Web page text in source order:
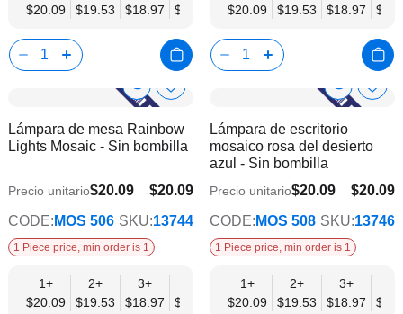
$20.09
$19.53
$18.97
$18.41
$17.86
$17.30
$16.74
$20.09
$19.53
$18.97
Show
Info
Añadir
la
lista
deseos
Lámpara de mesa Rainbow
Lights Mosaic - Sin bombilla
$20.09
$15.62
Precio unitario$20.09
CODE: MOS 506 SKU:13744
1 Piece price, min order is 1
1+
$20.09
2+
$19.53
3+
$18.97
$18.41
9+
$17.86
12+
$17.30
15+
$16.74
Show
Info
lista
Lámpara de escritorio
mosaico rosa del desierto
azul - Sin bombilla
$20.09
$15.62
Precio unitario$20.09
CODE: MOS 508 SKU:13746
1 Piece price, min order is 1
1+
$20.09
2+
$19.53
3+
$18.97